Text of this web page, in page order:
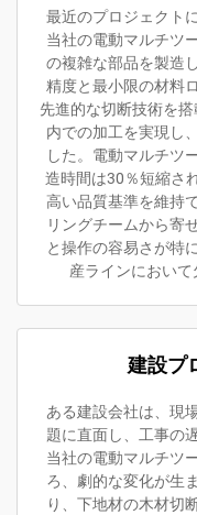
最近のプロジェクト
当社の電動マルチツ
の複雑な部品を製造
精度と最小限の材料
先進的な切断技術を
内での加工を実現し
した。電動マルチツ
造時間は30％短縮さ
高い品質基準を維持
リングチームから寄
と操作の容易さが特
産ラインにおいて
建設プ
ある建設会社は、現
題に直面し、工事の
当社の電動マルチツ
ろ、劇的な変化が生
り、下地材の木材切